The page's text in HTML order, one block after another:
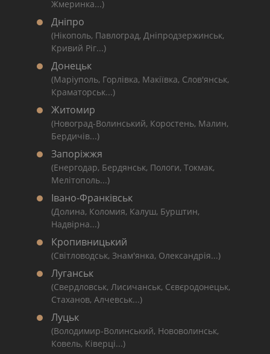
Жмеринка...)
Дніпро
(Нікополь, Павлоград, Дніпродзержинськ,
Кривий Ріг...)
Донецьк
(Маріуполь, Горлівка, Макіївка, Слов'янськ,
Краматорськ...)
Житомир
(Новоград-Волинський, Коростень, Малин,
Бердичів...)
Запоріжжя
(Енергодар, Бердянськ, Пологи, Токмак,
Мелітополь...)
Івано-Франківськ
(Долина, Коломия, Калуш, Бурштин,
Надвірна...)
Кропивницький
(Світловодськ, Знам'янка, Олександрія...)
Луганськ
(Свердловськ, Лисичанськ, Сєвєродонецьк,
Стаханов, Алчевськ...)
Луцьк
(Володимир-Волинський, Нововолинськ,
Ковель, Ківерці...)